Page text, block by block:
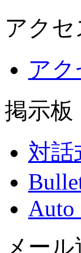
アク
ア
掲示板
対話
Auto
メール